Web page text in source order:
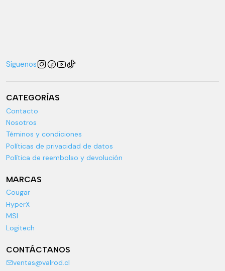
Síguenos
CATEGORÍAS
Contacto
Nosotros
Téminos y condiciones
Políticas de privacidad de datos
Política de reembolso y devolución
MARCAS
Cougar
HyperX
MSI
Logitech
CONTÁCTANOS
ventas@valrod.cl